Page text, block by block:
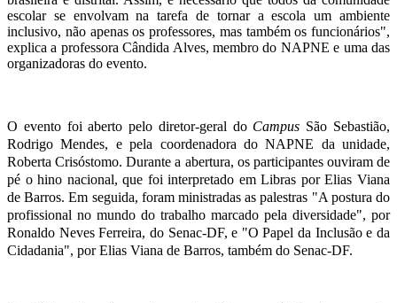
escolar se envolvam na tarefa de tornar a escola um ambiente
inclusivo, não apenas os professores, mas também os funcionários",
explica a professora Cândida Alves, membro do NAPNE e uma das
organizadoras do evento.
O evento foi aberto pelo diretor-geral doCampus São Sebastião,
Rodrigo Mendes, e pela coordenadora do NAPNE da unidade,
Roberta Crisóstomo. Durante a abertura, os participantes ouviram de
pé o hino nacional, que foi interpretado em Libras por Elias Viana
de Barros. Em seguida, foram ministradas as palestras "A postura do
profissional no mundo do trabalho marcado pela diversidade", por
Ronaldo Neves Ferreira, do Senac-DF, e "O Papel da Inclusão e da
Cidadania", por Elias Viana de Barros, também do Senac-DF.